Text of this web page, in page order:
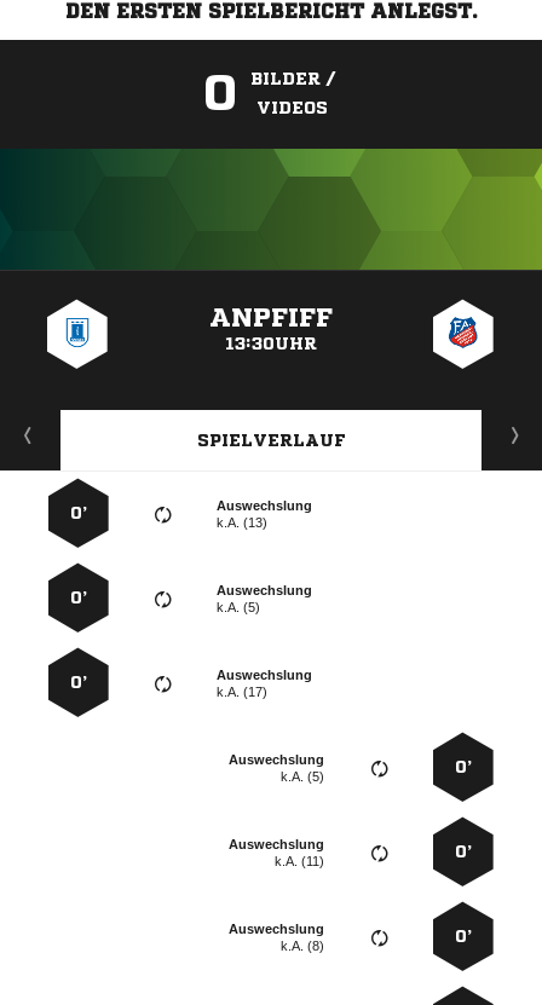
DEN ERSTEN SPIELBERICHT ANLEGST.
0
BILDER /
VIDEOS
ANPFIFF
13:30UHR
SPIELVERLAUF
Auswechslung
k.A. (13)
0’
Auswechslung
k.A. (5)
0’
Auswechslung
k.A. (17)
0’
0’
Auswechslung
k.A. (5)
0’
Auswechslung
k.A. (11)
0’
Auswechslung
k.A. (8)